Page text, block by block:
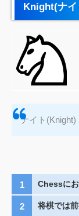
Knight(ナイ
ナイト(Knight)
Chessに
将棋では